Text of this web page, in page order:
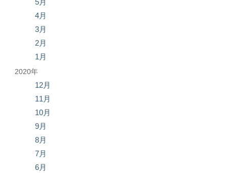
5月
4月
3月
2月
1月
2020年
12月
11月
10月
9月
8月
7月
6月